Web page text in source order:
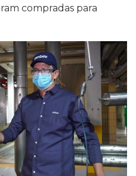
compradas para